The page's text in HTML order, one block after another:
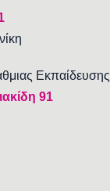
Εκπαίδευσης
91